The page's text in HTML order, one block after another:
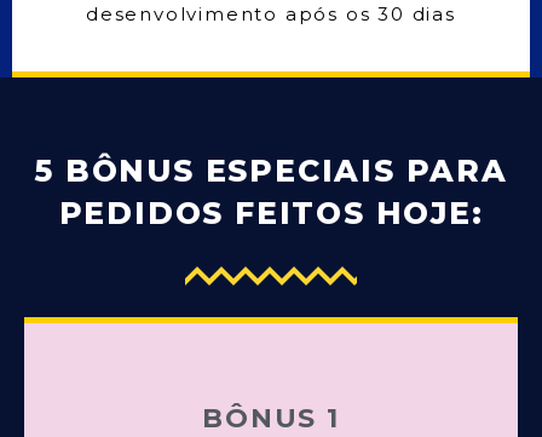
desenvolvimento após os 30 dias
5 BÔNUS ESPECIAIS PARA
PEDIDOS FEITOS HOJE:
BÔNUS 1